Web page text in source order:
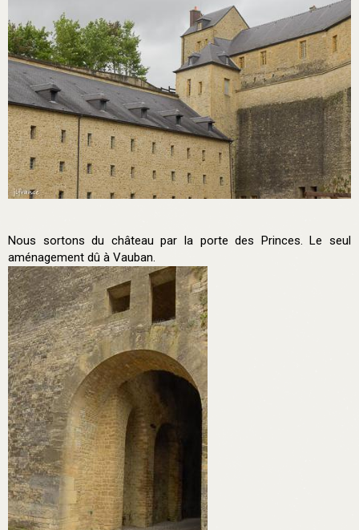
Nous sortons du château par la porte des Princes. Le seul
aménagement dû à Vauban.